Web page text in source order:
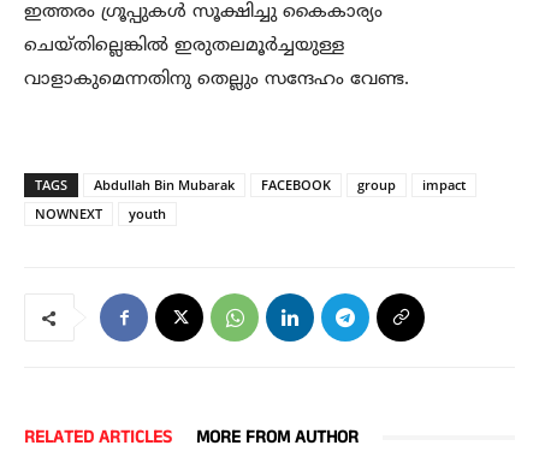
ഇത്തരം ഗ്രൂപ്പുകൾ സൂക്ഷിച്ചു കൈകാര്യം
ചെയ്തില്ലെങ്കിൽ ഇരുതലമൂർച്ചയുള്ള
വാളാകുമെന്നതിനു തെല്ലും സന്ദേഹം വേണ്ട.
TAGS Abdullah Bin Mubarak FACEBOOK group
impact
NOWNEXT
youth
RELATED ARTICLES MORE FROM AUTHOR